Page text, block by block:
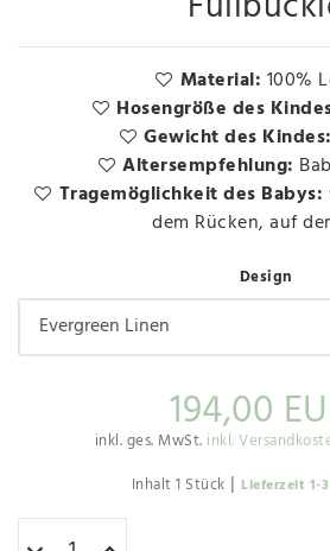
Material: 100%
Hosengröße des
Gewicht des Kindes:
Altersempfehlung:
Tragemöglichkeit des Babys:
dem Rücken, auf
Design
194,00
inkl. ges. MwSt. inkl.
Inhalt1 Stück | Lieferzeit 1-